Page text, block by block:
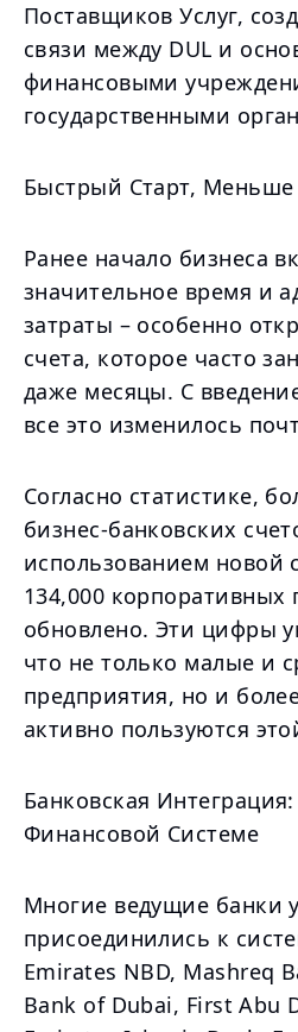
Поставщиков Услуг,
связи между DUL и
финансовыми
государственными
Быстрый Старт, Меньше
Ранее начало бизнеса
значительное время и
затраты – особенно
счета, которое часто
даже месяцы. С
все это изменилось
Согласно статистике,
бизнес-банковских
использованием новой
134,000
обновлено. Эти цифры
что не только малые и
предприятия, но и
активно пользуются
Банковская
Финансовой Системе
Многие ведущие банки
присоединились к
Emirates NBD, Mashreq
Bank of Dubai, First Abu